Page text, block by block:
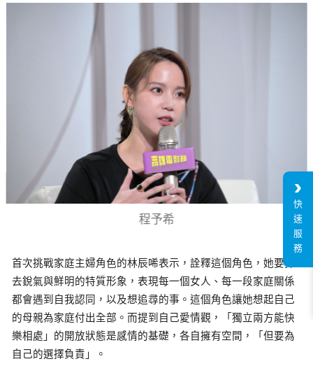
程予希
首次挑戰家庭主婦角色的林辰唏表示，詮釋這個角色，她要抹
去銳氣與鮮明的特質形象，表現每一個女人、每一段家庭關係
都會遇到自我認同，以及想追尋的事。這個角色讓她想起自己
的母親為家庭付出全部。而提到自己愛情觀，「獨立兩方能快
樂相處」的開放狀態是感情的基礎，各自擁有空間，「但要為
自己的選擇負責」。
快
速
服
務